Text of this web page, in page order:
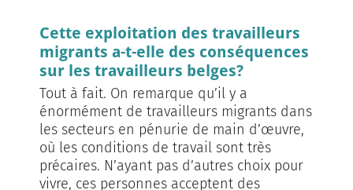
Cette exploitation des travailleurs
migrants a-t-elle des conséquences
sur les travailleurs belges?
Tout à fait. On remarque qu’il y a
énormément de travailleurs migrants dans
les secteurs en pénurie de main d’œuvre,
où les conditions de travail sont très
précaires. N’ayant pas d’autres choix pour
vivre, ces personnes acceptent des